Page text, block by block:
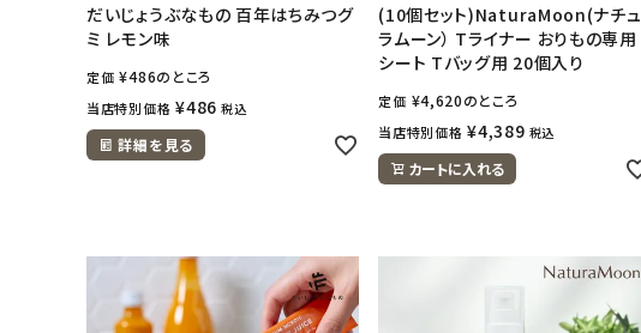
だいじょうぶなもの 百年はちみつグ
ミ レモン味
定価 ¥486のところ
当店特別価格 ¥486 税込
詳細を見る
(10個セット)NaturaMoon(ナチュ
ラムーン） Tライナー おりもの専用
シート Tバッグ用 20個入り
定価 ¥4,620のところ
当店特別価格 ¥4,389 税込
カートに入れる